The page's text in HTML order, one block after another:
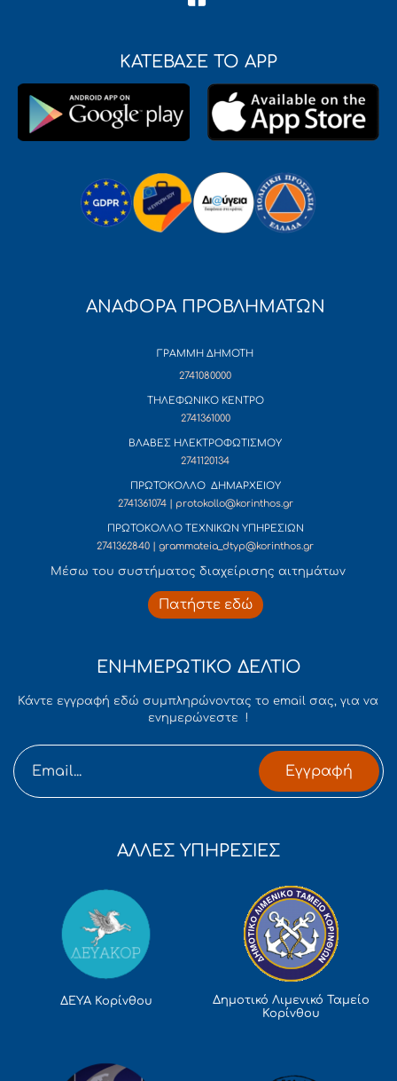
ΚΑΤΕΒΑΣΕ ΤΟ APP
ΑΝΑΦΟΡΑ ΠΡΟΒΛΗΜΑΤΩΝ
ΓΡΑΜΜΗ ΔΗΜΟΤΗ
2741080000
ΤΗΛΕΦΩΝΙΚΟ ΚΕΝΤΡΟ
2741361000
ΒΛΑΒΕΣ ΗΛΕΚΤΡΟΦΩΤΙΣΜΟΥ
2741120134
ΠΡΩΤΟΚΟΛΛΟ ΔΗΜΑΡΧΕΙΟΥ
2741361074 | protokollo@korinthos.gr
ΠΡΩΤΟΚΟΛΛΟ ΤΕΧΝΙΚΩΝ ΥΠΗΡΕΣΙΩΝ
2741362840 | grammateia_dtyp@korinthos.gr
Mέσω του συστήματος διαχείρισης αιτημάτων
Πατήστε εδώ
ΕΝΗΜΕΡΩΤΙΚΟ ΔΕΛΤΙΟ
Κάντε εγγραφή εδώ συμπληρώνοντας το email σας, για να
ενημερώνεστε !
Εγγραφή
ΑΛΛΕΣ ΥΠΗΡΕΣΙΕΣ
ΔΕΥΑ Κορίνθου
Δημοτικό Λιμενικό Ταμείο
Κορίνθου